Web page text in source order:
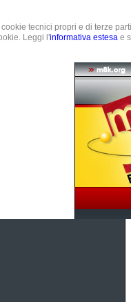
tecnici propri e di terze
Leggi l'informativa estesa e